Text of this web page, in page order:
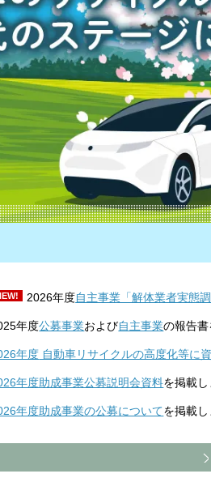
2026年度自主事業「解体業者実態
年度公募事業および自主事業の報告書
年度 自動車リサイクルの高度化等に
年度助成事業公募説明会資料を掲載し
年度助成事業の公募についてを掲載し